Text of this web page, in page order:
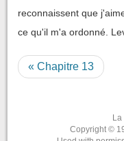
reconnaissent que
ce qu'il m'a ordonné.
« Chapitre 13
Copyright ©